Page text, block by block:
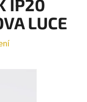
IP20
LUCE